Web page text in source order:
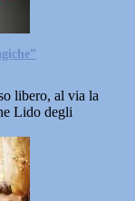
libero, al via la
Lido degli